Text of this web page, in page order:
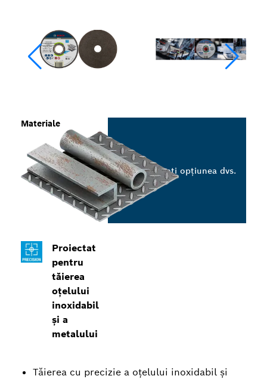
Proiectat
pentru
tăierea
oțelului
inoxidabil
și a
metalului
Tăierea cu precizie a oțelului inoxidabil și
Materiale
Selectați opțiunea dvs.